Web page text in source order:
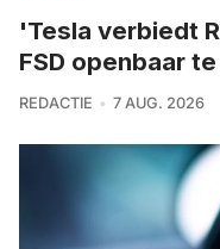
'Tesla verbiedt
FSD openbaar
REDACTIE 7 AUG. 2026